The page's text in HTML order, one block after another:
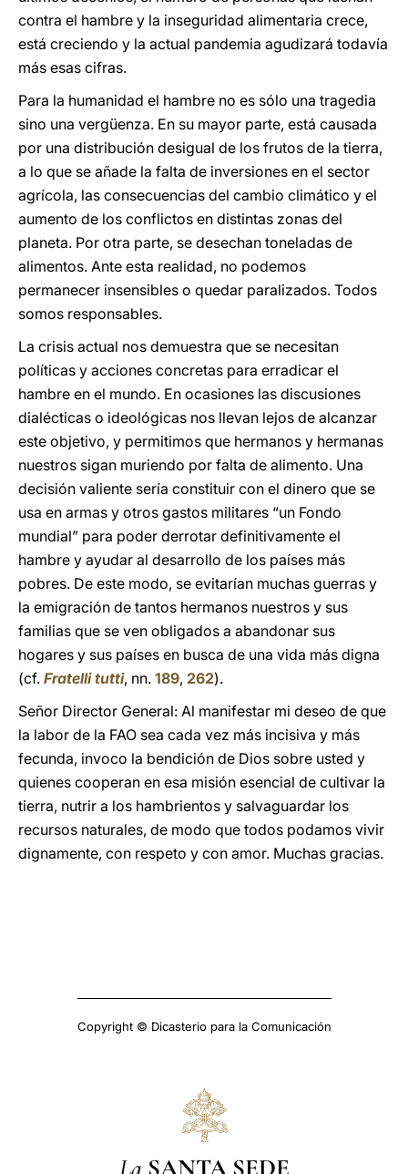
contra el hambre y la inseguridad alimentaria crece,
está creciendo y la actual pandemia agudizará todavía
más esas cifras.
Para la humanidad el hambre no es sólo una tragedia
sino una vergüenza. En su mayor parte, está causada
por una distribución desigual de los frutos de la tierra,
a lo que se añade la falta de inversiones en el sector
agrícola, las consecuencias del cambio climático y el
aumento de los conflictos en distintas zonas del
planeta. Por otra parte, se desechan toneladas de
alimentos. Ante esta realidad, no podemos
permanecer insensibles o quedar paralizados. Todos
somos responsables.
La crisis actual nos demuestra que se necesitan
políticas y acciones concretas para erradicar el
hambre en el mundo. En ocasiones las discusiones
dialécticas o ideológicas nos llevan lejos de alcanzar
este objetivo, y permitimos que hermanos y hermanas
nuestros sigan muriendo por falta de alimento. Una
decisión valiente sería constituir con el dinero que se
usa en armas y otros gastos militares “un Fondo
mundial” para poder derrotar definitivamente el
hambre y ayudar al desarrollo de los países más
pobres. De este modo, se evitarían muchas guerras y
la emigración de tantos hermanos nuestros y sus
familias que se ven obligados a abandonar sus
hogares y sus países en busca de una vida más digna
(cf. Fratelli tutti, nn. 189, 262).
Señor Director General: Al manifestar mi deseo de que
la labor de la FAO sea cada vez más incisiva y más
fecunda, invoco la bendición de Dios sobre usted y
quienes cooperan en esa misión esencial de cultivar la
tierra, nutrir a los hambrientos y salvaguardar los
recursos naturales, de modo que todos podamos vivir
dignamente, con respeto y con amor. Muchas gracias.
Copyright © Dicasterio para la Comunicación
La SANTA SEDE